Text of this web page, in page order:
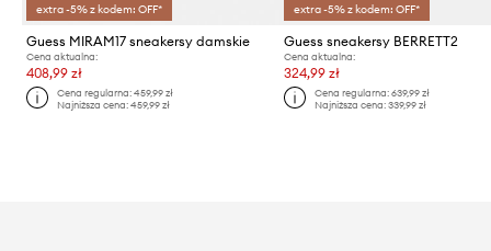
extra -5% z kodem: OFF*
Guess MIRAM17 sneakersy damskie
Cena aktualna:
408,99 zł
Cena regularna:459,99 zł
Najniższa cena:459,99 zł
extra -5% z kodem: OFF*
Guess sneakersy BERRETT2
Cena aktualna:
324,99 zł
Cena regularna: 639,99 zł
Najniższa cena: 339,99 zł